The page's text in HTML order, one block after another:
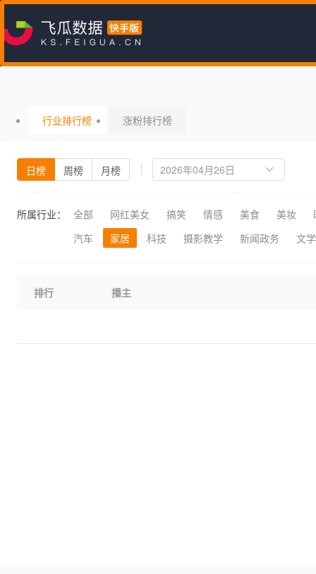
行业排行榜 涨粉排行榜
日榜 周榜 月榜
所属行业： 全部 网红美女 搞笑 情感 美食 美妆
汽车
家居 科技 摄影教学 新闻政务 文
排行 播主